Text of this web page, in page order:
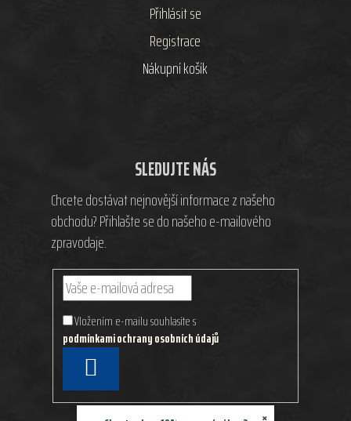
Přihlásit se
Registrace
Nákupní košík
SLEDUJTE NÁS
Chcete dostávat nejnovější informace z našeho
obchodu? Přihlašte se do našeho e-mailového
zpravodaje.
Vložením e-mailu souhlasíte s
podmínkami ochrany osobních údajů
SE